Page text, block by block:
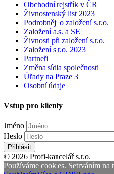
Obchodní rejstřík v ČR
Živnostenský list 2023
Podrobněji o založení s.r.o.
Založení a.s. a SE
Živnosti při založení s.r.o.
Založení s.r.o. 2023
Partneři
Změna sídla společnosti
Úřady na Praze 3
Osobní údaje
Vstup pro klienty
Jméno
Heslo
Přihlásit
© 2026 Profi-kancelář s.r.o.
Používáme cookies. Setrváním na